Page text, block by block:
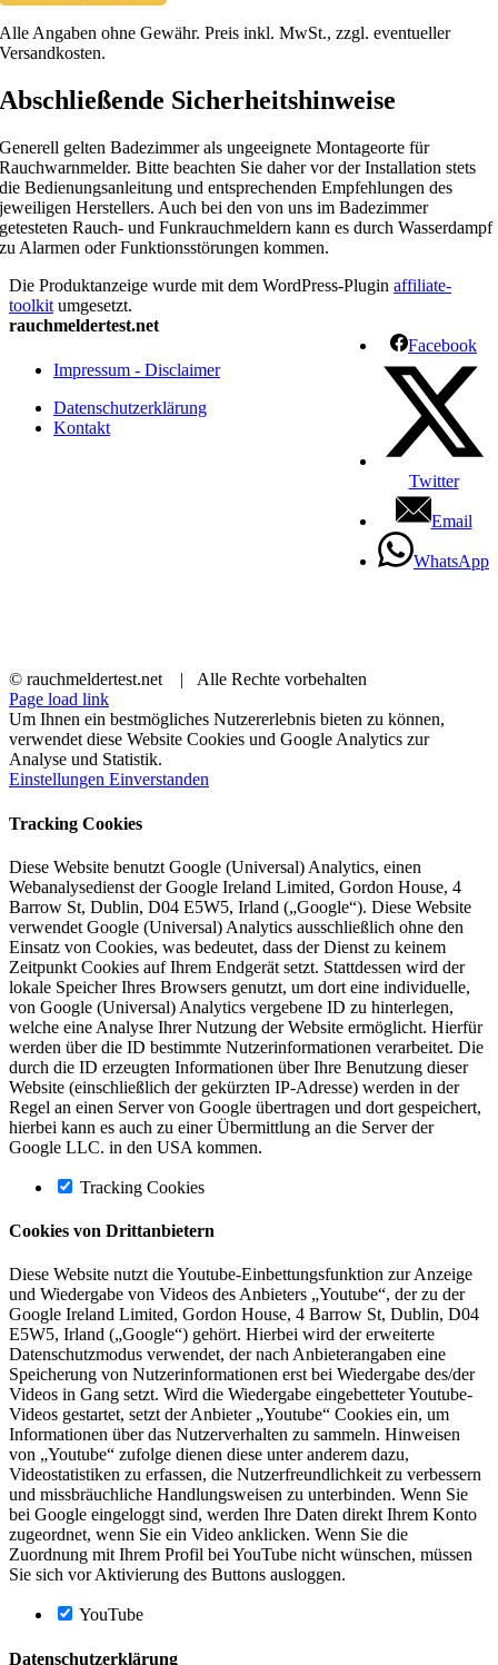
Alle Angaben ohne Gewähr. Preis inkl. MwSt., zzgl. eventueller
Versandkosten.
Abschließende Sicherheitshinweise
Generell gelten Badezimmer als ungeeignete Montageorte für
Rauchwarnmelder. Bitte beachten Sie daher vor der Installation stets
die Bedienungsanleitung und entsprechenden Empfehlungen des
jeweiligen Herstellers. Auch bei den von uns im Badezimmer
getesteten Rauch- und Funkrauchmeldern kann es durch Wasserdampf
zu Alarmen oder Funktionsstörungen kommen.
Die Produktanzeige wurde mit dem WordPress-Plugin affiliate-
toolkit umgesetzt.
Facebook
Twitter
Email
WhatsApp
rauchmeldertest.net
Impressum - Disclaimer
Datenschutzerklärung
Kontakt
© rauchmeldertest.net | Alle Rechte vorbehalten
Page load link
Um Ihnen ein bestmögliches Nutzererlebnis bieten zu können,
verwendet diese Website Cookies und Google Analytics zur
Analyse und Statistik.
Einstellungen Einverstanden
Tracking Cookies
Diese Website benutzt Google (Universal) Analytics, einen
Webanalysedienst der Google Ireland Limited, Gordon House, 4
Barrow St, Dublin, D04 E5W5, Irland („Google“). Diese Website
verwendet Google (Universal) Analytics ausschließlich ohne den
Einsatz von Cookies, was bedeutet, dass der Dienst zu keinem
Zeitpunkt Cookies auf Ihrem Endgerät setzt. Stattdessen wird der
lokale Speicher Ihres Browsers genutzt, um dort eine individuelle,
von Google (Universal) Analytics vergebene ID zu hinterlegen,
welche eine Analyse Ihrer Nutzung der Website ermöglicht. Hierfür
werden über die ID bestimmte Nutzerinformationen verarbeitet. Die
durch die ID erzeugten Informationen über Ihre Benutzung dieser
Website (einschließlich der gekürzten IP-Adresse) werden in der
Regel an einen Server von Google übertragen und dort gespeichert,
hierbei kann es auch zu einer Übermittlung an die Server der
Google LLC. in den USA kommen.
Tracking Cookies
Cookies von Drittanbietern
Diese Website nutzt die Youtube-Einbettungsfunktion zur Anzeige
und Wiedergabe von Videos des Anbieters „Youtube“, der zu der
Google Ireland Limited, Gordon House, 4 Barrow St, Dublin, D04
E5W5, Irland („Google“) gehört. Hierbei wird der erweiterte
Datenschutzmodus verwendet, der nach Anbieterangaben eine
Speicherung von Nutzerinformationen erst bei Wiedergabe des/der
Videos in Gang setzt. Wird die Wiedergabe eingebetteter Youtube-
Videos gestartet, setzt der Anbieter „Youtube“ Cookies ein, um
Informationen über das Nutzerverhalten zu sammeln. Hinweisen
von „Youtube“ zufolge dienen diese unter anderem dazu,
Videostatistiken zu erfassen, die Nutzerfreundlichkeit zu verbessern
und missbräuchliche Handlungsweisen zu unterbinden. Wenn Sie
bei Google eingeloggt sind, werden Ihre Daten direkt Ihrem Konto
zugeordnet, wenn Sie ein Video anklicken. Wenn Sie die
Zuordnung mit Ihrem Profil bei YouTube nicht wünschen, müssen
Sie sich vor Aktivierung des Buttons ausloggen.
YouTube
Datenschutzerklärung